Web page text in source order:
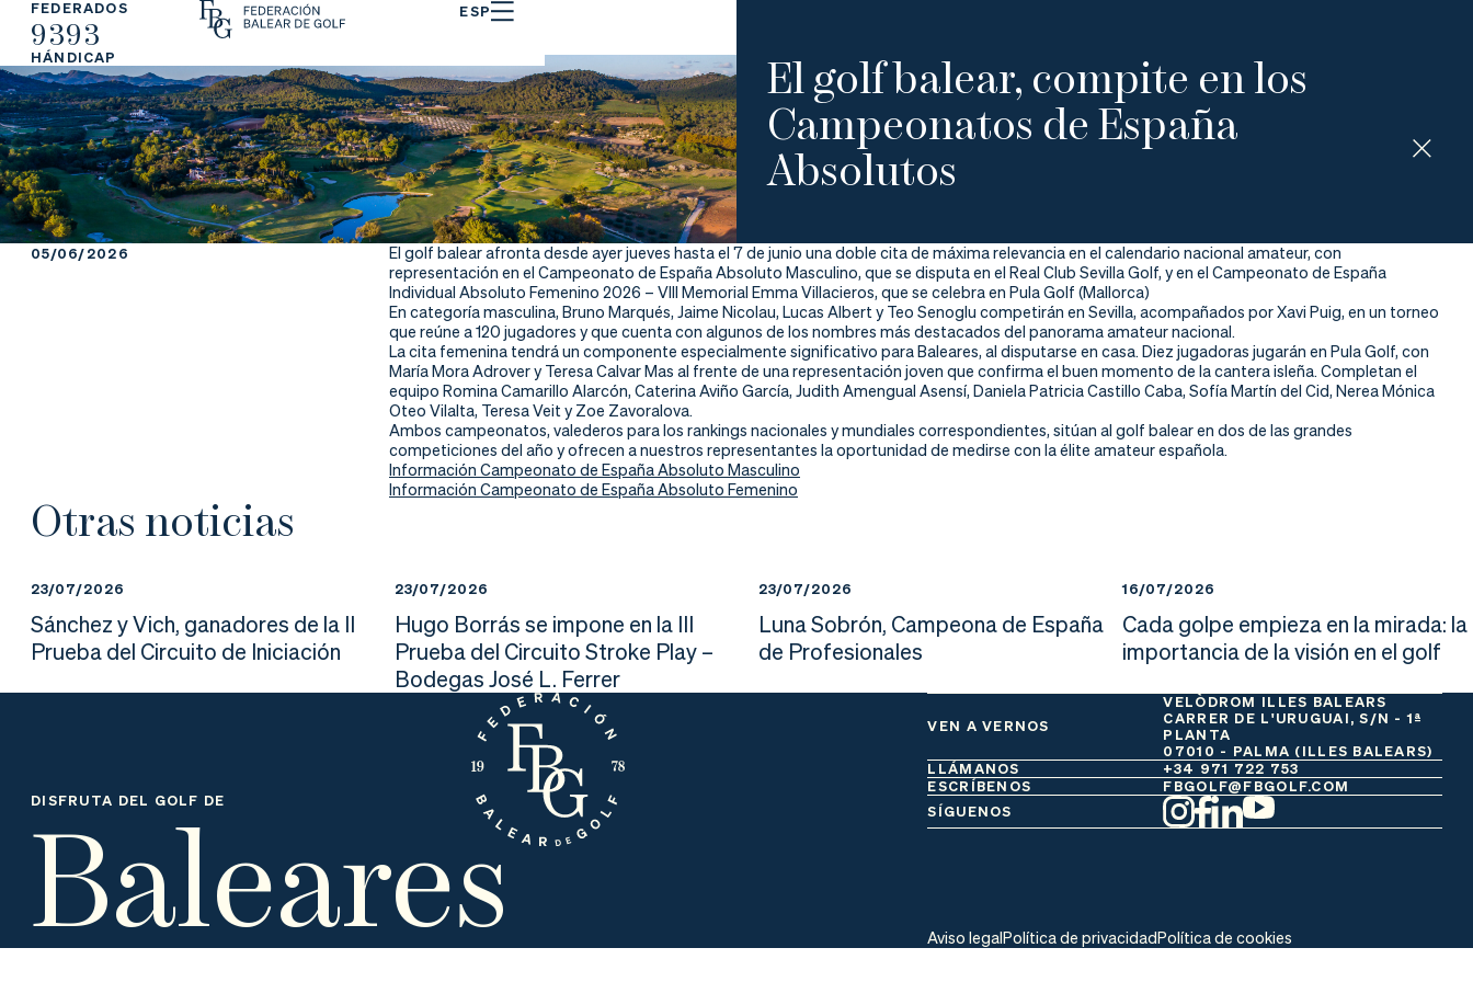
FEDERADOS
9393
HÁNDICAP
ESP
La
Fe
de
ra
ci
Fe
de
ra
rs
e
Ju
ga
r
nd
er
ali
da
d
da
El golf balear, compite en los
Campeonatos de España
Absolutos
05/06/2026
El golf balear afronta desde ayer jueves hasta el 7 de junio una doble cita de máxima relevancia en el calendario nacional amateur, con
representación en el Campeonato de España Absoluto Masculino, que se disputa en el Real Club Sevilla Golf, y en el Campeonato de España
Individual Absoluto Femenino 2026 – VIII Memorial Emma Villacieros, que se celebra en Pula Golf (Mallorca)
En categoría masculina, Bruno Marqués, Jaime Nicolau, Lucas Albert y Teo Senoglu competirán en Sevilla, acompañados por Xavi Puig, en un torneo
que reúne a 120 jugadores y que cuenta con algunos de los nombres más destacados del panorama amateur nacional.
La cita femenina tendrá un componente especialmente significativo para Baleares, al disputarse en casa. Diez jugadoras jugarán en Pula Golf, con
María Mora Adrover y Teresa Calvar Mas al frente de una representación joven que confirma el buen momento de la cantera isleña. Completan el
equipo Romina Camarillo Alarcón, Caterina Aviño García, Judith Amengual Asensí, Daniela Patricia Castillo Caba, Sofía Martín del Cid, Nerea Mónica
Oteo Vilalta, Teresa Veit y Zoe Zavoralova.
Ambos campeonatos, valederos para los rankings nacionales y mundiales correspondientes, sitúan al golf balear en dos de las grandes
competiciones del año y ofrecen a nuestros representantes la oportunidad de medirse con la élite amateur española.
Información Campeonato de España Absoluto Masculino
Información Campeonato de España Absoluto Femenino
Otras noticias
23/07/2026
Sánchez y Vich, ganadores de la II
Prueba del Circuito de Iniciación
23/07/2026
Hugo Borrás se impone en la III
Prueba del Circuito Stroke Play –
Bodegas José L. Ferrer
23/07/2026
Luna Sobrón, Campeona de España
de Profesionales
16/07/2026
Cada golpe empieza en la mirada: la
importancia de la visión en el golf
DISFRUTA DEL GOLF DE
Baleares
VEN A VERNOS
VELÒDROM ILLES BALEARS
CARRER DE L'URUGUAI, S/N - 1ª
PLANTA
07010 - PALMA (ILLES BALEARS)
LLÁMANOS
+34 971 722 753
ESCRÍBENOS
FBGOLF@FBGOLF.COM
SÍGUENOS
Aviso legalPolítica de privacidadPolítica de cookies